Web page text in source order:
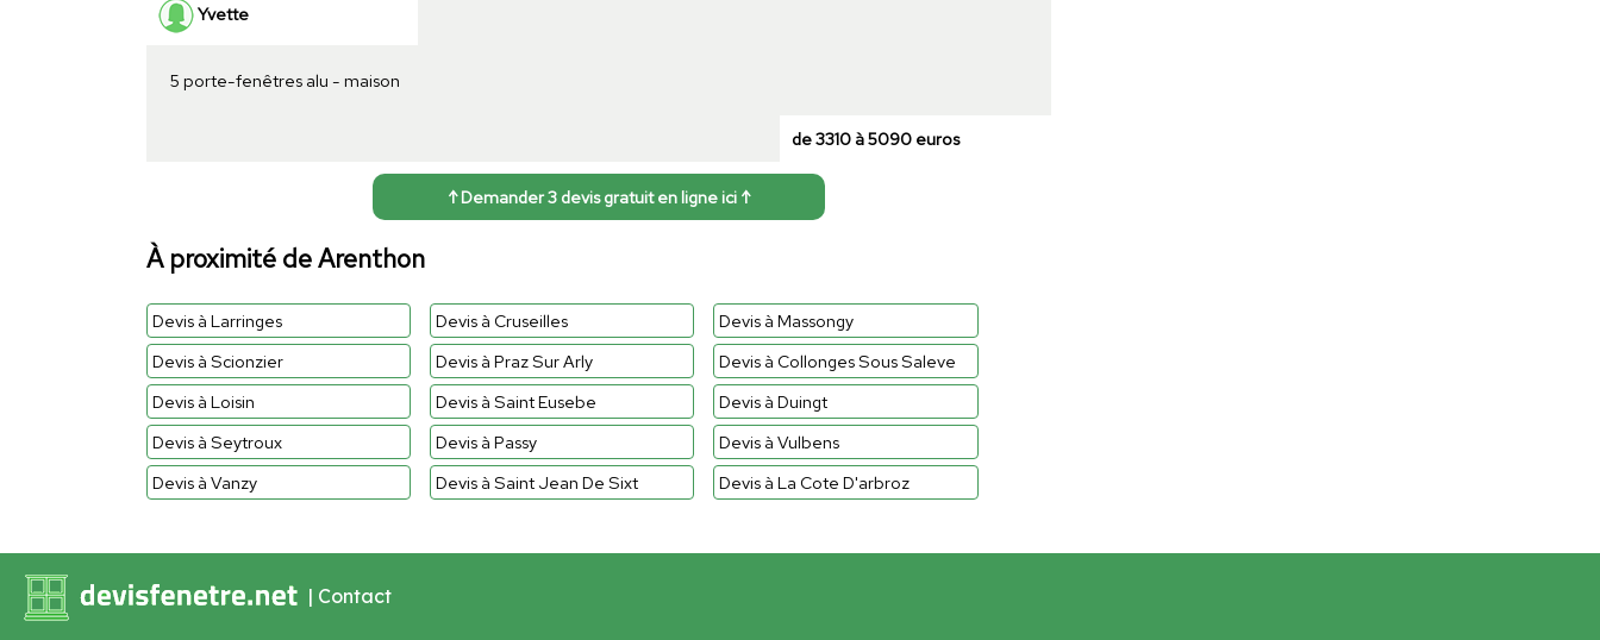
Yvette
5 porte-fenêtres alu - maison
de 3310 à 5090 euros
↑ Demander 3 devis gratuit en ligne ici ↑
À proximité de Arenthon
Devis à Larringes Devis à Cruseilles
Devis à Massongy
Devis à Scionzier
Devis à Praz Sur Arly
Devis à Collonges Sous Saleve
Devis à Loisin
Devis à Saint Eusebe
Devis à Duingt
Devis à Seytroux
Devis à Passy
Devis à Vulbens
Devis à Vanzy
Devis à Saint Jean De Sixt Devis à La Cote D'arbroz
| Contact